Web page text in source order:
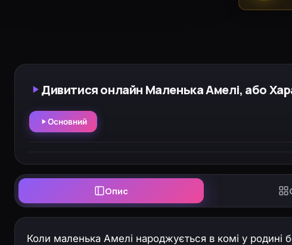
Дивитися онлайн Маленька Амелі, або
Основний
Опис
Коли маленька Амелі народжується в комі у родині